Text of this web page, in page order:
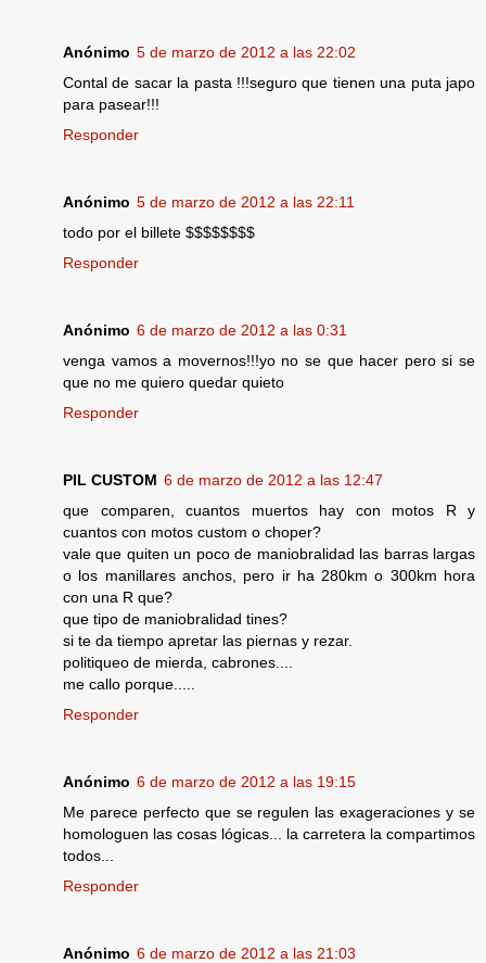
Anónimo 5 de marzo de 2012 a las 22:02
Contal de sacar la pasta !!!seguro que tienen una puta japo
para pasear!!!
Responder
Anónimo 5 de marzo de 2012 a las 22:11
todo por el billete $$$$$$$$
Responder
Anónimo 6 de marzo de 2012 a las 0:31
venga vamos a movernos!!!yo no se que hacer pero si se
que no me quiero quedar quieto
Responder
PIL CUSTOM 6 de marzo de 2012 a las 12:47
que comparen, cuantos muertos hay con motos R y
cuantos con motos custom o choper?
vale que quiten un poco de maniobralidad las barras largas
o los manillares anchos, pero ir ha 280km o 300km hora
con una R que?
que tipo de maniobralidad tines?
si te da tiempo apretar las piernas y rezar.
politiqueo de mierda, cabrones....
me callo porque.....
Responder
Anónimo 6 de marzo de 2012 a las 19:15
Me parece perfecto que se regulen las exageraciones y se
homologuen las cosas lógicas... la carretera la compartimos
todos...
Responder
Anónimo 6 de marzo de 2012 a las 21:03